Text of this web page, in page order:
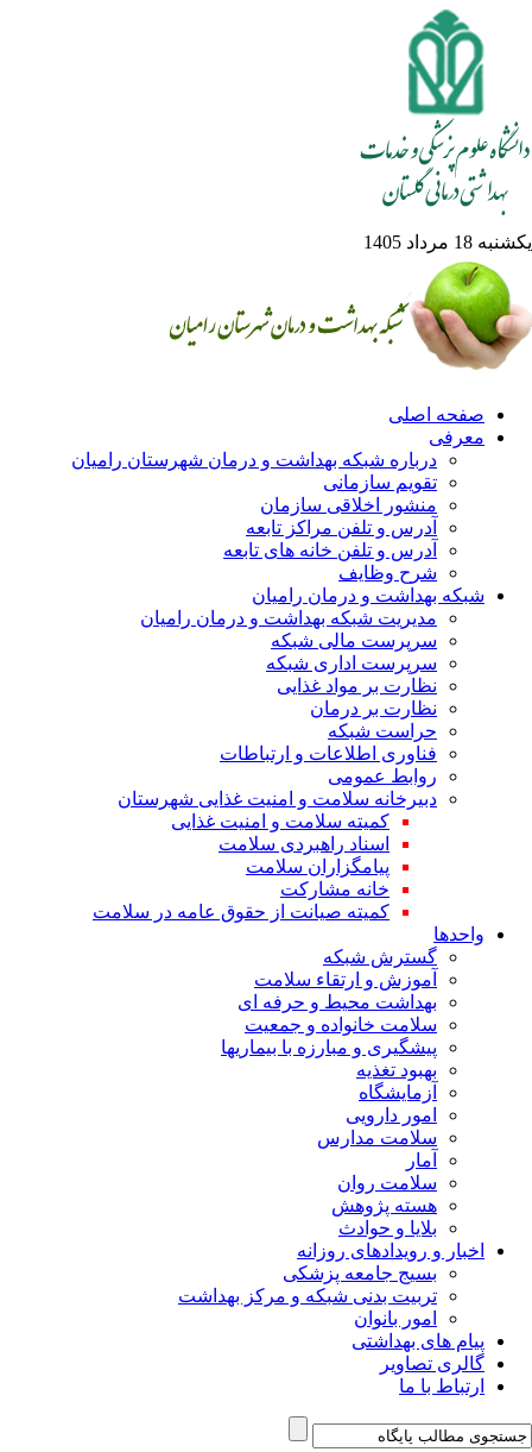
18 مرداد 1405
صفحه اصلی
معرفی
درباره شبکه بهداشت و درمان شهرستان رامیان
تقویم سازمانی
منشور اخلاقی سازمان
آدرس و تلفن مراکز تابعه
آدرس و تلفن خانه های تابعه
شرح وظایف
شبکه بهداشت و درمان رامیان
مدیریت شبکه بهداشت و درمان رامیان
سرپرست مالی شبکه
سرپرست اداری شبکه
نظارت بر مواد غذایی
نظارت بر درمان
حراست شبکه
فناوری اطلاعات و ارتباطات
روابط عمومی
دبیرخانه سلامت و امنیت غذایی شهرستان
کمیته سلامت و امنیت غذایی
اسناد راهبردی سلامت
پیامگزاران سلامت
خانه مشارکت
کمیته صیانت از حقوق عامه در سلامت
واحدها
گسترش شبکه
آموزش و ارتقاء سلامت
بهداشت محیط و حرفه ای
سلامت خانواده و جمعیت
پیشگیری و مبارزه با بیماریها
بهبود تغذیه
آزمایشگاه
امور دارویی
سلامت مدارس
آمار
سلامت روان
هسته پژوهش
بلایا و حوادث
اخبار و رویدادهای روزانه
بسیج جامعه پزشکی
تربیت بدنی شبکه و مرکز بهداشت
امور بانوان
پیام های بهداشتی
گالری تصاویر
ارتباط با ما